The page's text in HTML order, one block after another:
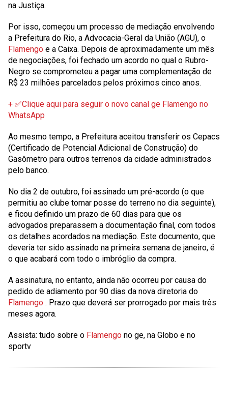
na Justiça.
Por isso, começou um processo de mediação envolvendo
a Prefeitura do Rio, a Advocacia-Geral da União (AGU), o
Flamengo e a Caixa. Depois de aproximadamente um mês
de negociações, foi fechado um acordo no qual o Rubro-
Negro se comprometeu a pagar uma complementação de
R$ 23 milhões parcelados pelos próximos cinco anos.
+ ✅Clique aqui para seguir o novo canal ge Flamengo no
WhatsApp
Ao mesmo tempo, a Prefeitura aceitou transferir os Cepacs
(Certificado de Potencial Adicional de Construção) do
Gasômetro para outros terrenos da cidade administrados
pelo banco.
No dia 2 de outubro, foi assinado um pré-acordo (o que
permitiu ao clube tomar posse do terreno no dia seguinte),
e ficou definido um prazo de 60 dias para que os
advogados preparassem a documentação final, com todos
os detalhes acordados na mediação. Este documento, que
deveria ter sido assinado na primeira semana de janeiro, é
o que acabará com todo o imbróglio da compra.
A assinatura, no entanto, ainda não ocorreu por causa do
pedido de adiamento por 90 dias da nova diretoria do
Flamengo . Prazo que deverá ser prorrogado por mais três
meses agora.
Assista: tudo sobre o Flamengo no ge, na Globo e no
sportv